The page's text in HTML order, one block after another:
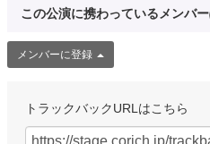
この公演に携わっているメンバー
メンバーに登録
トラックバックURLはこちら